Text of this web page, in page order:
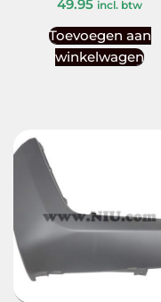
49.95 incl. btw
Toevoegen aan
winkelwagen